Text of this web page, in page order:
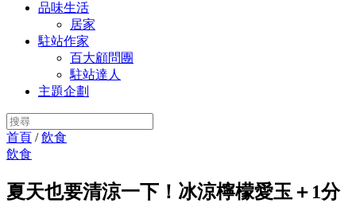
品味生活
居家
駐站作家
百大顧問團
駐站達人
主題企劃
首頁 /飲食
飲食
夏天也要清涼一下！冰涼檸檬愛玉＋1分